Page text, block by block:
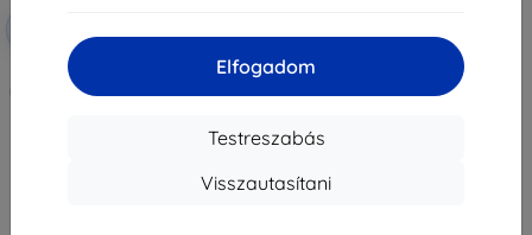
Elfogadom
Testreszabás
Visszautasítani
kuponnal
3mk TechWrap Matte Műszerfal
matt védőfólia Renault Symbioz